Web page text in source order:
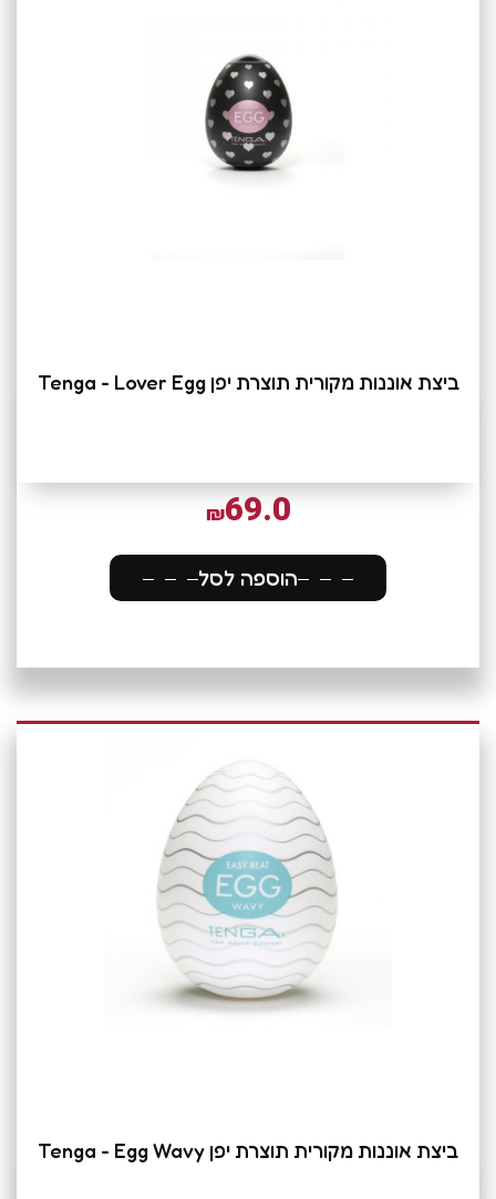
ביצת אוננות מקורית תוצרת יפן Tenga - Lover Egg
₪69.0
הוספה לסל
ביצת אוננות מקורית תוצרת יפן Tenga - Egg Wavy